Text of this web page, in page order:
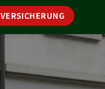
VERSICHERUNG